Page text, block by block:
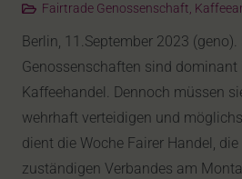
Fairtrade Genossenschaft,
Berlin, 11.September 2023 (geno).
Genossenschaften sind
Kaffeehandel. Dennoch müssen
wehrhaft verteidigen und
dient die Woche Fairer Handel,
zuständigen Verbandes am